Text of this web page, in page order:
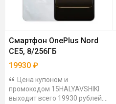
Смартфон OnePlus Nord
CE5, 8/256ГБ
19930 ₽
Цена купоном и
промокодом 15HALYAVSHIKI
выходит всего 19930 рублей.